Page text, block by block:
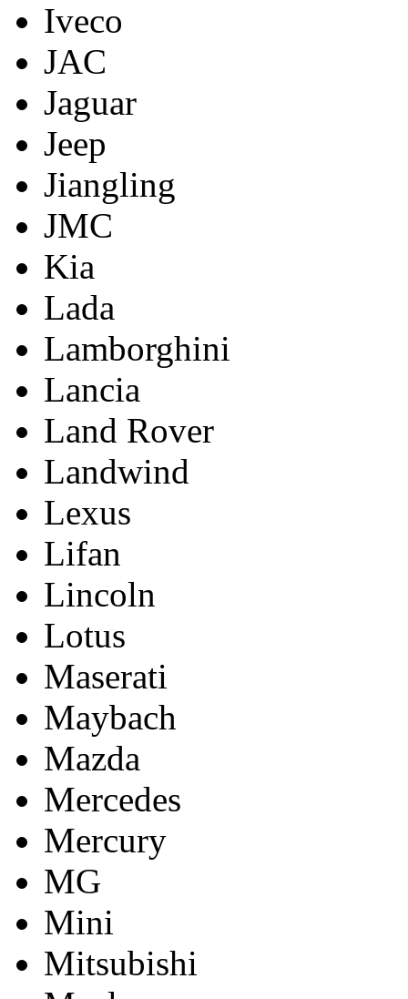
Iveco
JAC
Jaguar
Jeep
Jiangling
JMC
Kia
Lada
Lamborghini
Lancia
Land Rover
Landwind
Lexus
Lifan
Lincoln
Lotus
Maserati
Maybach
Mazda
Mercedes
Mercury
MG
Mini
Mitsubishi